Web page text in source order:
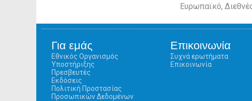
Ευρωπαϊκό,
Για εμάς
Εθνικός Οργανισμός
Υποστήριξης
Πρεσβευτές
Εκδόσεις
Πολιτική Προστασίας
Προσωπικών Δεδομένων
Επικοινωνία
Συχνά ερωτήματα
Επικοινωνία